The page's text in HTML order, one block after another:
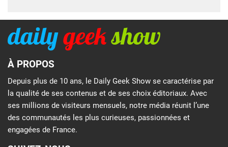
À PROPOS
Depuis plus de 10 ans, le Daily Geek Show se caractérise par
la qualité de ses contenus et de ses choix éditoriaux. Avec
ses millions de visiteurs mensuels, notre média réunit l’une
des communautés les plus curieuses, passionnées et
engagées de France.